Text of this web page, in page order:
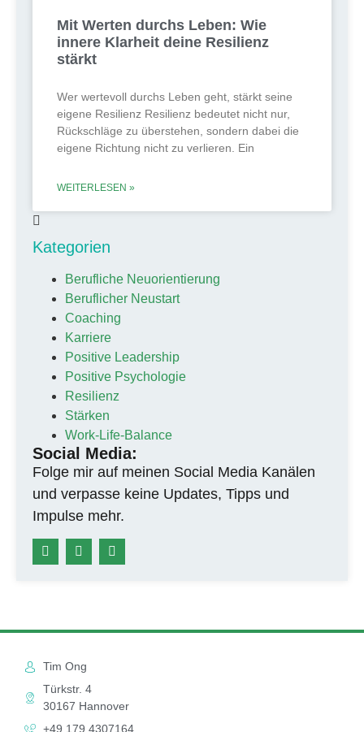
Mit Werten durchs Leben: Wie
innere Klarheit deine Resilienz
stärkt
Wer wertevoll durchs Leben geht, stärkt seine
eigene Resilienz Resilienz bedeutet nicht nur,
Rückschläge zu überstehen, sondern dabei die
eigene Richtung nicht zu verlieren. Ein
WEITERLESEN »
Kategorien
Berufliche Neuorientierung
Beruflicher Neustart
Coaching
Karriere
Positive Leadership
Positive Psychologie
Resilienz
Stärken
Work-Life-Balance
Social Media:
Folge mir auf meinen Social Media Kanälen
und verpasse keine Updates, Tipps und
Impulse mehr.
Tim Ong
Türkstr. 4
30167 Hannover
+49 179 4307164